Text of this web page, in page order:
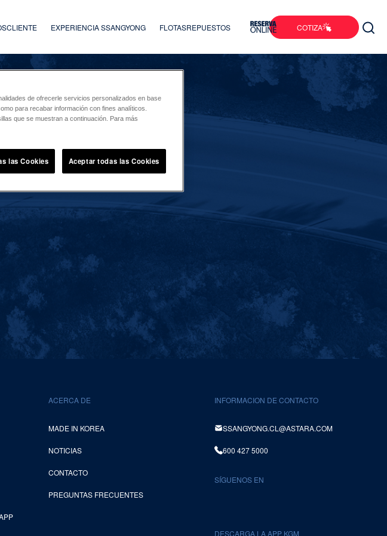
CLIENTE EXPERIENCIA SSANGYONG FLOTASREPUESTOS COTIZA
ACERCA DE
MADE IN KOREA
NOTICIAS
CONTACTO
PREGUNTAS FRECUENTES
INFORMACION DE CONTACTO
SSANGYONG.CL@ASTARA.COM
600 427 5000
SÍGUENOS EN
DESCARGA LA APP KGM
de ofrecerle servicios personalizados en base
para recabar información con fines analíticos.
que se muestran a continuación. Para más
las Cookies Aceptar todas las Cookies